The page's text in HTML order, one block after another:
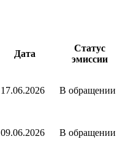
Дата
Статус
эмиссии
17.06.2026 В обращении
09.06.2026 В обращении